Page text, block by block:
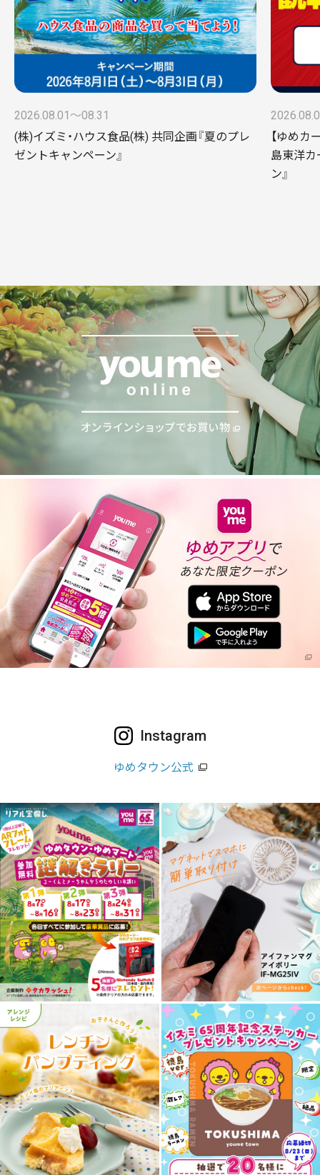
2026.08.01〜08.31
(株)イズミ・ハウス食品(株) 共同企画『夏のプレ
ゼントキャンペーン』
【ゆめカ
島東洋カ
ン』
Instagram
ゆめタウン公式